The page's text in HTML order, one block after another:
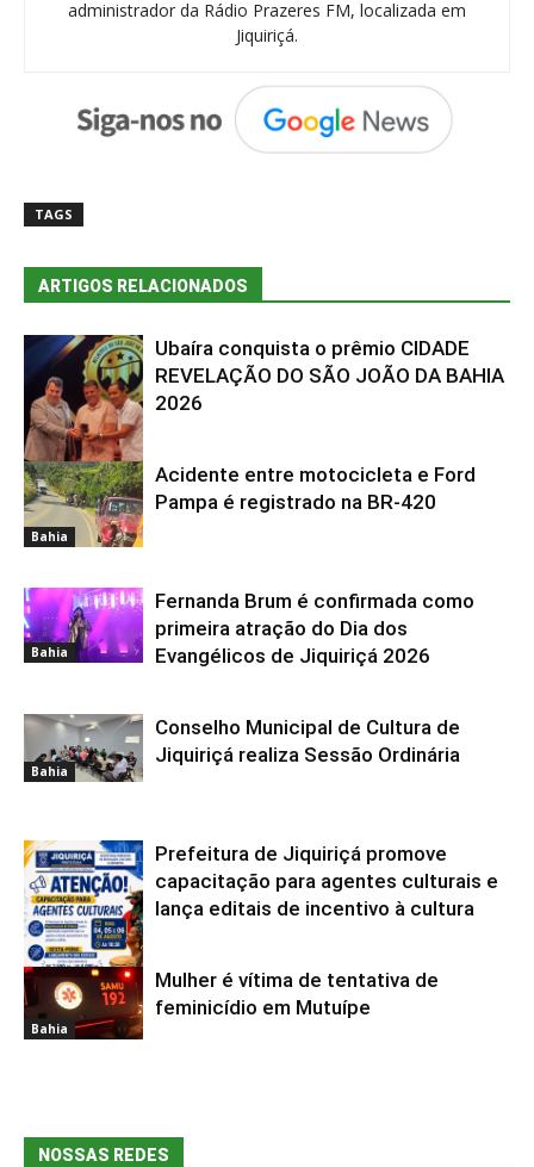
administrador da Rádio Prazeres FM, localizada em
Jiquiriçá.
TAGS
ARTIGOS RELACIONADOS
Bahia
Ubaíra conquista o prêmio CIDADE
REVELAÇÃO DO SÃO JOÃO DA BAHIA
2026
Bahia
Acidente entre motocicleta e Ford
Pampa é registrado na BR-420
Bahia
Fernanda Brum é confirmada como
primeira atração do Dia dos
Evangélicos de Jiquiriçá 2026
Bahia
Conselho Municipal de Cultura de
Jiquiriçá realiza Sessão Ordinária
Bahia
Prefeitura de Jiquiriçá promove
capacitação para agentes culturais e
lança editais de incentivo à cultura
Bahia
Mulher é vítima de tentativa de
feminicídio em Mutuípe
NOSSAS REDES